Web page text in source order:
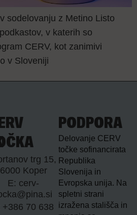
sodelovanju z Metino Listo
v katerih so
CERV, kot zanimivi
v Sloveniji
trg 15,
6000 Koper
E: cerv-
+386 70 638
PODPORA
Delovanje CERV
točke sofinancirata
Republika
Slovenija in
Evropska unija. Na
spletni strani
izražena stališča in